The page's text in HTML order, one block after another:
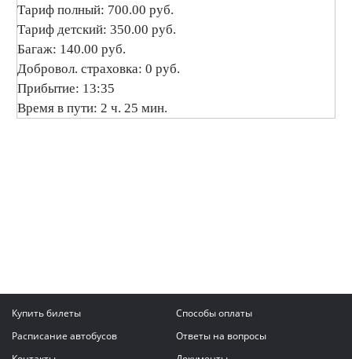
Тариф полный: 700.00 руб.
Тариф детский: 350.00 руб.
Багаж: 140.00 руб.
Добровол. страховка: 0 руб.
Прибытие: 13:35
Время в пути: 2 ч. 25 мин.
Купить билеты
Способы оплаты
Расписание автобусов
Ответы на вопросы